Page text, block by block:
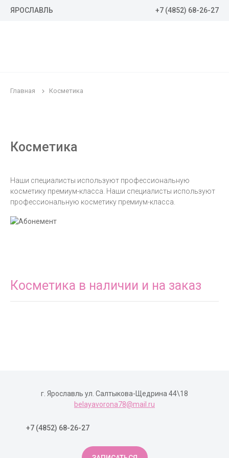
ЯРОСЛАВЛЬ +7 (4852) 68-26-27
Главная Косметика
Косметика
Наши специалисты используют профессиональную
косметику премиум-класса. Наши специалисты используют
профессиональную косметику премиум-класса.
Косметика в наличии и на заказ
г. Ярославль ул. Салтыкова-Щедрина 44\18
belayavorona78@mail.ru
+7 (4852) 68-26-27